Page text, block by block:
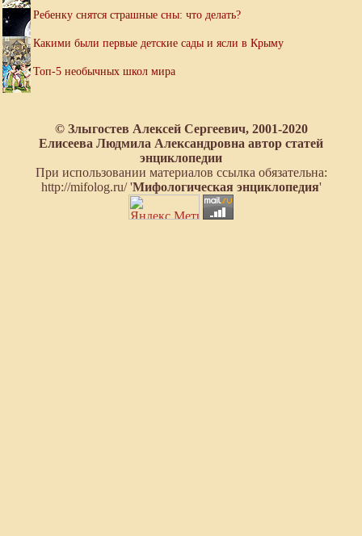
Ребенку снятся страшные сны: что делать?
Какими были первые детские сады и ясли в Крыму
Топ-5 необычных школ мира
© Злыгостев Алексей Сергеевич, 2001-2020
Елисеева Людмила Александровна автор статей
энциклопедии
При использовании материалов ссылка обязательна:
http://mifolog.ru/ 'Мифологическая энциклопедия'